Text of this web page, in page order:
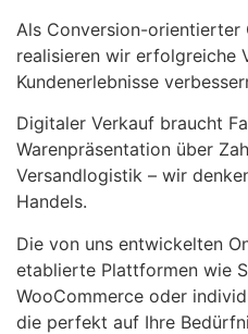
Als Conversion-orientierter
realisieren wir erfolgreiche
Kundenerlebnisse
Digitaler Verkauf braucht
Warenpräsentation über
Versandlogistik – wir
Handels.
Die von uns entwickelten
etablierte Plattformen wie
WooCommerce oder
die perfekt auf Ihre